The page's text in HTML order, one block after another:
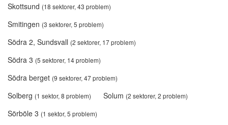
Skottsund (18 sektorer, 43 problem)
Smitingen (3 sektorer, 5 problem)
Södra 2, Sundsvall (2 sektorer, 17 problem)
Södra 3 (5 sektorer, 14 problem)
Södra berget (9 sektorer, 47 problem)
Solberg (1 sektor, 8 problem) Solum (2 sektorer, 2 problem)
Sörböle 3 (1 sektor, 5 problem)